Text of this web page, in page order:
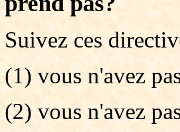
Suivez ces
(1) vous n'avez
(2) vous n'avez